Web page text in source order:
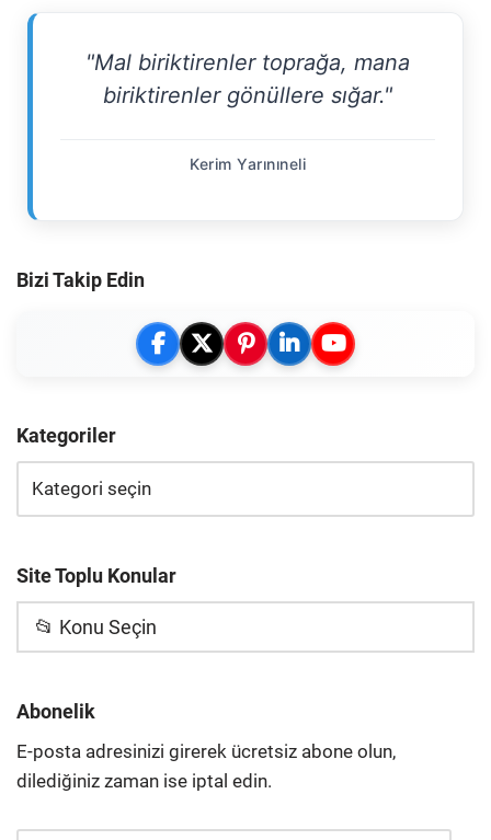
"Mal biriktirenler toprağa, mana
biriktirenler gönüllere sığar."
Kerim Yarınıneli
Bizi Takip Edin
Kategoriler
Site Toplu Konular
📂 Konu Seçin
Abonelik
E-posta adresinizi girerek ücretsiz abone olun,
dilediğiniz zaman ise iptal edin.